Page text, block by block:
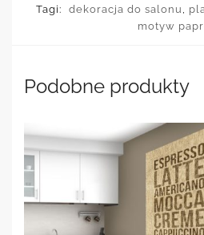
Tagi:
dekoracja do salonu ,
motyw
Podobne produkty